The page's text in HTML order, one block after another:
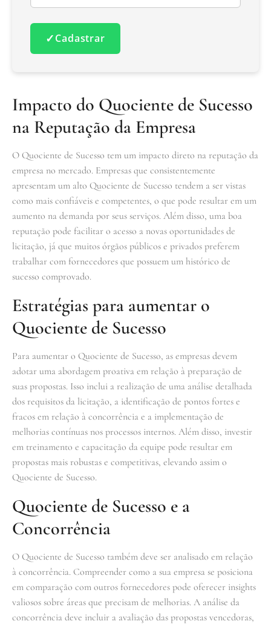
✓Cadastrar
Impacto do Quociente de Sucesso
na Reputação da Empresa
O Quociente de Sucesso tem um impacto direto na reputação da
empresa no mercado. Empresas que consistentemente
apresentam um alto Quociente de Sucesso tendem a ser vistas
como mais confiáveis e competentes, o que pode resultar em um
aumento na demanda por seus serviços. Além disso, uma boa
reputação pode facilitar o acesso a novas oportunidades de
licitação, já que muitos órgãos públicos e privados preferem
trabalhar com fornecedores que possuem um histórico de
sucesso comprovado.
Estratégias para aumentar o
Quociente de Sucesso
Para aumentar o Quociente de Sucesso, as empresas devem
adotar uma abordagem proativa em relação à preparação de
suas propostas. Isso inclui a realização de uma análise detalhada
dos requisitos da licitação, a identificação de pontos fortes e
fracos em relação à concorrência e a implementação de
melhorias contínuas nos processos internos. Além disso, investir
em treinamento e capacitação da equipe pode resultar em
propostas mais robustas e competitivas, elevando assim o
Quociente de Sucesso.
Quociente de Sucesso e a
Concorrência
O Quociente de Sucesso também deve ser analisado em relação
à concorrência. Compreender como a sua empresa se posiciona
em comparação com outros fornecedores pode oferecer insights
valiosos sobre áreas que precisam de melhorias. A análise da
concorrência deve incluir a avaliação das propostas vencedoras,